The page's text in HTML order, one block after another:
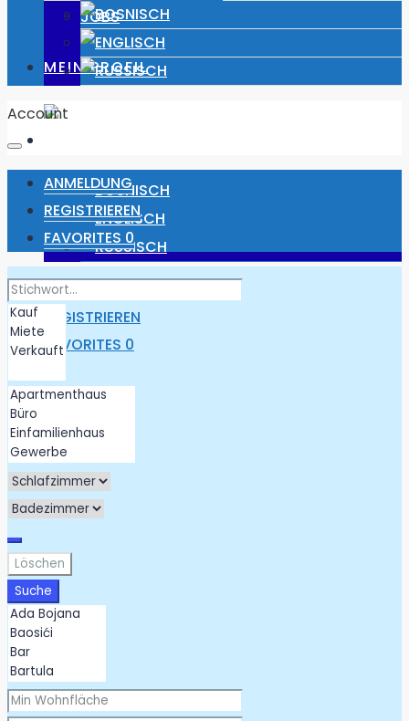
JOBS
MEIN PROFIL
ANMELDUNG
REGISTRIEREN
FAVORITES 0
Account
ANMELDUNG
REGISTRIEREN
FAVORITES 0
Löschen
Suche